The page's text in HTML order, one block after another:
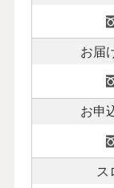
お届
お申
ス